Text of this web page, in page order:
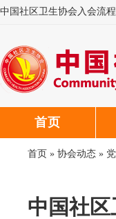
中国社区卫生协会入会流程
首页
首页 » 协会动态 »
中国社